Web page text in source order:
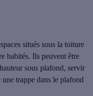
situés sous la toiture
habités. Ils peuvent être
sous plafond, servir
trappe dans le plafond